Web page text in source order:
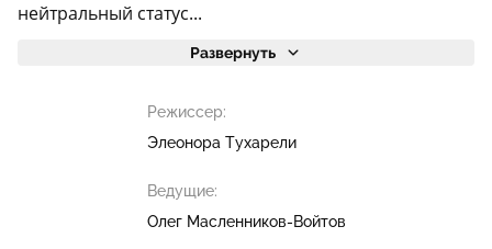
нейтральный статус...
Развернуть
Режиссер:
Элеонора Тухарели
Ведущие:
Олег Масленников-Войтов